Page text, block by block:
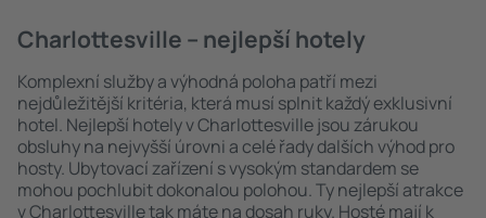
Charlottesville – nejlepší hotely
Komplexní služby a výhodná poloha patří mezi
nejdůležitější kritéria, která musí splnit každý exklusivní
hotel. Nejlepší hotely v Charlottesville jsou zárukou
obsluhy na nejvyšší úrovni a celé řady dalších výhod pro
hosty. Ubytovací zařízení s vysokým standardem se
mohou pochlubit dokonalou polohou. Ty nejlepší atrakce
v Charlottesville tak máte na dosah ruky. Hosté mají k